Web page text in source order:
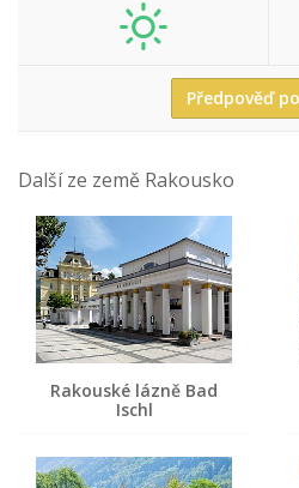
Předpověď
Další ze země Rakousko
Rakouské lázně Bad
Ischl